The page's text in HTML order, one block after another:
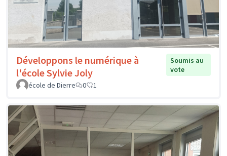
Développons le numérique à
l'école Sylvie Joly
Soumis au
vote
école de Dierre
0 1